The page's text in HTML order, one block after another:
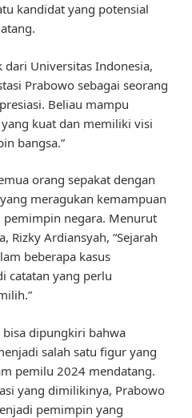
kandidat yang potensial
Universitas Indonesia,
Prabowo sebagai seorang
Beliau mampu
kuat dan memiliki visi
bangsa.”
orang sepakat dengan
meragukan kemampuan
pemimpin negara. Menurut
Rizky Ardiansyah, “Sejarah
beberapa kasus
catatan yang perlu
dipungkiri bahwa
salah satu figur yang
pemilu 2024 mendatang.
yang dimilikinya, Prabowo
pemimpin yang